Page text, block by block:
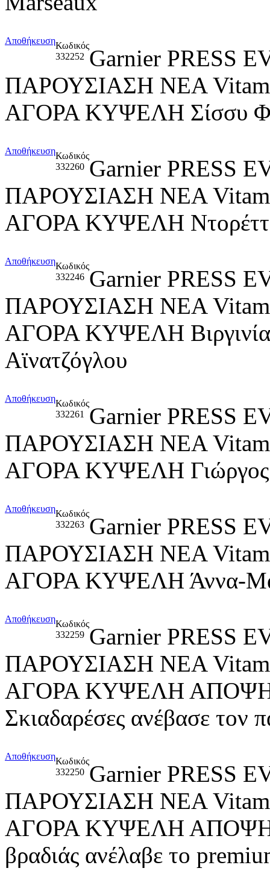
ΑποθήκευσηΚωδικός
332252 Garnier PRESS
ΠΑΡΟΥΣΙΑΣΗ ΝΕΑ
ΑΓΟΡΑ ΚΥΨΕΛΗ Σίσσυ
ΑποθήκευσηΚωδικός
332260 Garnier PRESS
ΠΑΡΟΥΣΙΑΣΗ ΝΕΑ
ΑΓΟΡΑ ΚΥΨΕΛΗ
ΑποθήκευσηΚωδικός
332246 Garnier PRESS
ΠΑΡΟΥΣΙΑΣΗ ΝΕΑ
ΑΓΟΡΑ ΚΥΨΕΛΗ Βιργινία
Αϊνατζόγλου
ΑποθήκευσηΚωδικός
332261
Garnier PRESS
ΠΑΡΟΥΣΙΑΣΗ ΝΕΑ
ΑΓΟΡΑ ΚΥΨΕΛΗ Γιώργος
ΑποθήκευσηΚωδικός
332263 Garnier PRESS
ΠΑΡΟΥΣΙΑΣΗ ΝΕΑ
ΑΓΟΡΑ ΚΥΨΕΛΗ Άννα-
ΑποθήκευσηΚωδικός
332259 Garnier PRESS
ΠΑΡΟΥΣΙΑΣΗ ΝΕΑ
ΑΓΟΡΑ ΚΥΨΕΛΗ ΑΠΟΨΗ
Σκιαδαρέσες ανέβασε τον
ΑποθήκευσηΚωδικός
332250 Garnier PRESS
ΠΑΡΟΥΣΙΑΣΗ ΝΕΑ
ΑΓΟΡΑ ΚΥΨΕΛΗ ΑΠΟΨΗ
βραδιάς ανέλαβε το